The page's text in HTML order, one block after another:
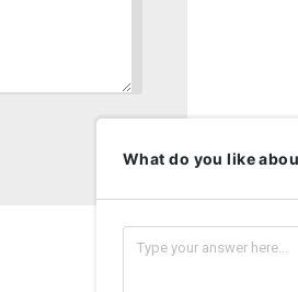
What do you like